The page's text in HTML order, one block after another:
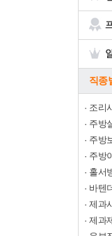
직종
· 조리
· 주방
· 주방
· 주방
· 홀서
· 바텐
·제과
·제과